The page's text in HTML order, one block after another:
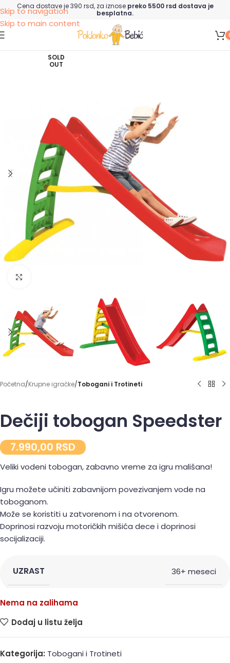
Skip to navigation
Skip to main content
Cena dostave je 390 rsd, za iznose preko 5500 rsd dostava je
besplatna.
SOLD
OUT
Početna Krupne igračke Tobogani i Trotineti
Dečiji tobogan Speedster
7.990,00 RSD
Veliki vodeni tobogan, zabavno vreme za igru mališana!
Igru možete učiniti zabavnijom povezivanjem vode na
toboganom.
Može se koristiti u zatvorenom i na otvorenom.
Doprinosi razvoju motoričkih mišića dece i doprinosi
socijalizaciji.
UZRAST 36+ meseci
Nema na zalihama
Dodaj u listu želja
Kategorija: Tobogani i Trotineti